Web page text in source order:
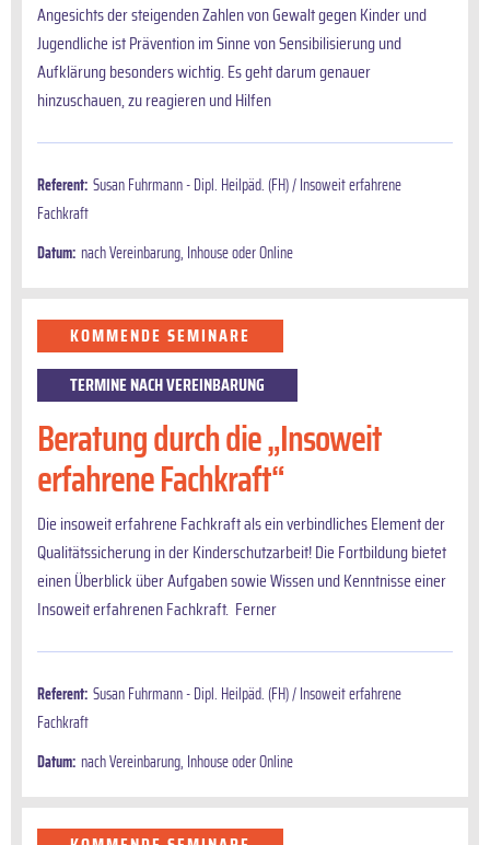
Angesichts der steigenden Zahlen von Gewalt gegen Kinder und
Jugendliche ist Prävention im Sinne von Sensibilisierung und
Aufklärung besonders wichtig. Es geht darum genauer
hinzuschauen, zu reagieren und Hilfen
Referent: Susan Fuhrmann - Dipl. Heilpäd. (FH) / Insoweit erfahrene
Fachkraft
Datum: nach Vereinbarung, Inhouse oder Online
KOMMENDE SEMINARE
TERMINE NACH VEREINBARUNG
Beratung durch die „Insoweit
erfahrene Fachkraft“
Die insoweit erfahrene Fachkraft als ein verbindliches Element der
Qualitätssicherung in der Kinderschutzarbeit! Die Fortbildung bietet
einen Überblick über Aufgaben sowie Wissen und Kenntnisse einer
Insoweit erfahrenen Fachkraft. Ferner
Referent: Susan Fuhrmann - Dipl. Heilpäd. (FH) / Insoweit erfahrene
Fachkraft
Datum: nach Vereinbarung, Inhouse oder Online